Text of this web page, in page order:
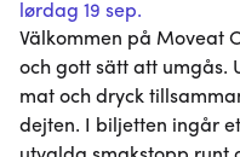
lørdag 19 sep.
Välkommen på Moveat
och gott sätt att umgås.
mat och dryck
dejten. I biljetten ingår